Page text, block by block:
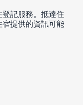
記服務。抵達住
提供的資訊可能